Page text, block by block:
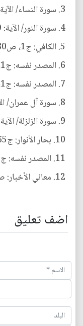
3. سورة النساء/ الآية: 124.
4. سورة النور/ الآية: 39.
5. الكافي: ج1، ص180.
6. المصدر نفسه: ج1، ص180.
7. المصدر نفسه: ج1، ص183.
8. سورة آل عمران/ الآية: 30.
9. سورة الزلزلة/ الآية: 6-8.
10. بحار الأنوار: ج65، ص383.
11. المصدر نفسه: ج75، ص 21.
12. معاني الأخبار: ص 290.
اضف تعليق